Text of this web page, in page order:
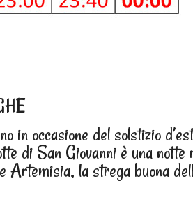
in occasione del solstizio
di San Giovanni è una
Artemisia, la strega buona